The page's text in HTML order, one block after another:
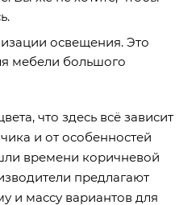
освещения. Это
мебели большого
что здесь всё зависит
и от особенностей
времени коричневой
предлагают
и массу вариантов для